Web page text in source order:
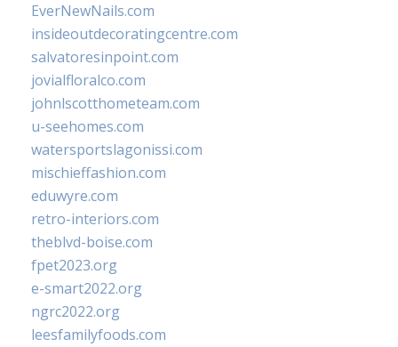
EverNewNails.com
insideoutdecoratingcentre.com
salvatoresinpoint.com
jovialfloralco.com
johnlscotthometeam.com
u-seehomes.com
watersportslagonissi.com
mischieffashion.com
eduwyre.com
retro-interiors.com
theblvd-boise.com
fpet2023.org
e-smart2022.org
ngrc2022.org
leesfamilyfoods.com